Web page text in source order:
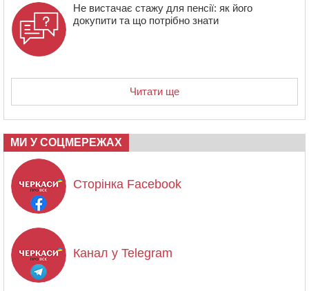
Не вистачає стажу для пенсії: як його
докупити та що потрібно знати
Читати ще
МИ У СОЦМЕРЕЖАХ
Сторінка Facebook
Канал у Telegram